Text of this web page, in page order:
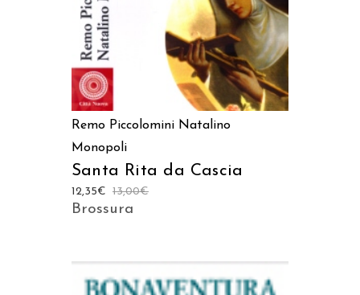
Remo Piccolomini Natalino
Monopoli
Santa Rita da Cascia
13,00€
12,35€
Brossura